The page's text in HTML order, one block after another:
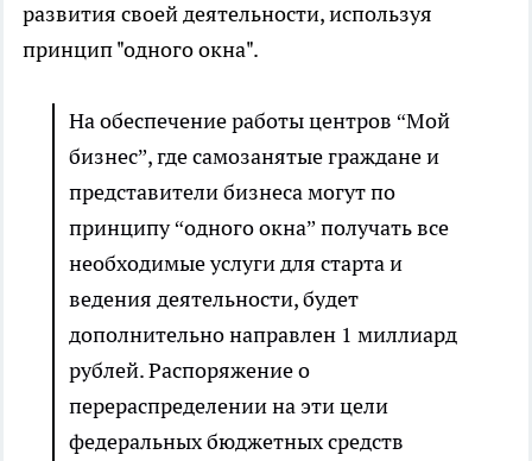
развития своей деятельности, используя
принцип "одного окна".
На обеспечение работы центров “Мой
бизнес”, где самозанятые граждане и
представители бизнеса могут по
принципу “одного окна” получать все
необходимые услуги для старта и
ведения деятельности, будет
дополнительно направлен 1 миллиард
рублей. Распоряжение о
перераспределении на эти цели
федеральных бюджетных средств